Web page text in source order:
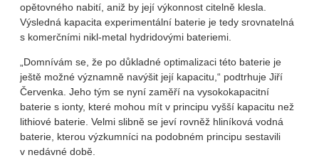
opětovného nabití, aniž by její výkonnost citelně klesla.
Výsledná kapacita experimentální baterie je tedy srovnatelná
s komerčními nikl-metal hydridovými bateriemi.
„Domnívám se, že po důkladné optimalizaci této baterie je
ještě možné významně navýšit její kapacitu,“ podtrhuje Jiří
Červenka. Jeho tým se nyní zaměří na vysokokapacitní
baterie s ionty, které mohou mít v principu vyšší kapacitu než
lithiové baterie. Velmi slibně se jeví rovněž hliníková vodná
baterie, kterou výzkumníci na podobném principu sestavili
v nedávné době.